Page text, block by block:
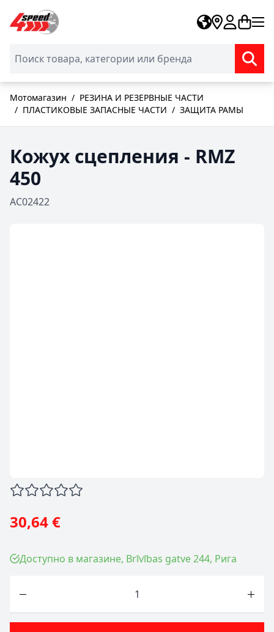
Skip to Content
Мотомагазин / РЕЗИНА И РЕЗЕРВНЫЕ ЧАСТИ
/ ПЛАСТИКОВЫЕ ЗАПАСНЫЕ ЧАСТИ / ЗАЩИТА РАМЫ
Кожух сцепления - RMZ
450
AC02422
30,64 €
Доступно в магазине, Brīvības gatve 244, Рига